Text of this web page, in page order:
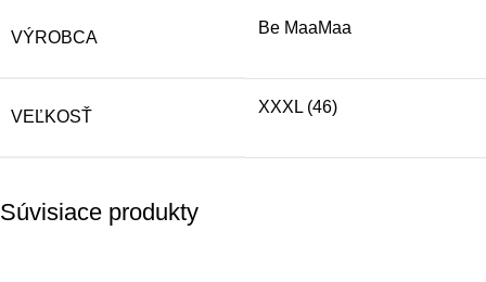
VÝROBCA
Be MaaMaa
VEĽKOSŤ
XXXL (46)
Súvisiace produkty